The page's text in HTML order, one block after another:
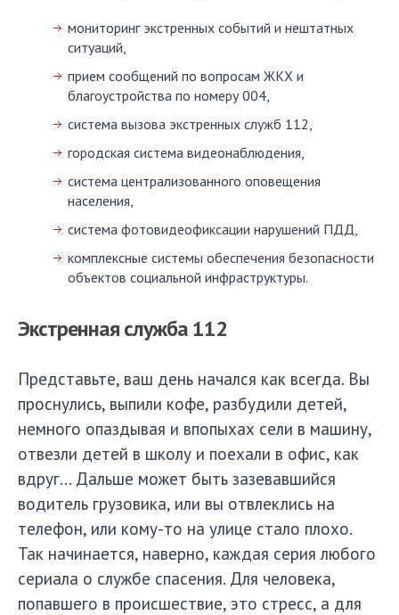
мониторинг экстренных событий и нештатных
ситуаций,
прием сообщений по вопросам ЖКХ и
благоустройства по номеру 004,
система вызова экстренных служб 112,
городская система видеонаблюдения,
система централизованного оповещения
населения,
система фотовидеофиксации нарушений ПДД,
комплексные системы обеспечения безопасности
объектов социальной инфраструктуры.
Экстренная служба 112
Представьте, ваш день начался как всегда. Вы
проснулись, выпили кофе, разбудили детей,
немного опаздывая и впопыхах сели в машину,
отвезли детей в школу и поехали в офис, как
вдруг... Дальше может быть зазевавшийся
водитель грузовика, или вы отвлеклись на
телефон, или кому-то на улице стало плохо.
Так начинается, наверно, каждая серия любого
сериала о службе спасения. Для человека,
попавшего в происшествие, это стресс, а для